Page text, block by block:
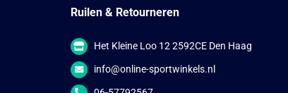
Ruilen & Retourneren
Het Kleine Loo 12 2592CE Den Haag
info@online-sportwinkels.nl